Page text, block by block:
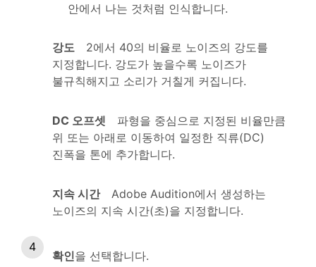
안에서 나는 것처럼 인식합니다.
강도
2에서 40의 비율로 노이즈의 강도를
지정합니다. 강도가 높을수록 노이즈가
불규칙해지고 소리가 거칠게 커집니다.
DC 오프셋
파형을 중심으로 지정된 비율만큼
위 또는 아래로 이동하여 일정한 직류(DC)
진폭을 톤에 추가합니다.
지속 시간
Adobe Audition에서 생성하는
노이즈의 지속 시간(초)을 지정합니다.
확인을 선택합니다.